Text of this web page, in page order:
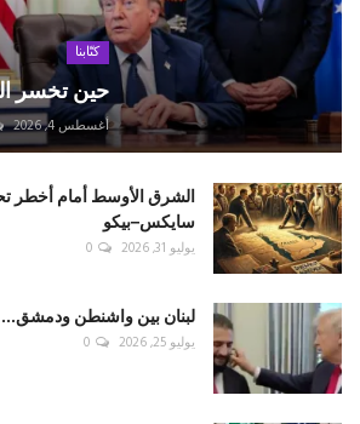
كتّابنا
حين تخسر
أغسطس 4, 2026
الشرق الأوسط أمام أخطر
سايكس–بيكو
يوليو 31, 2026 0
لبنان بين واشنطن ودمشق...
يوليو 25, 2026 0